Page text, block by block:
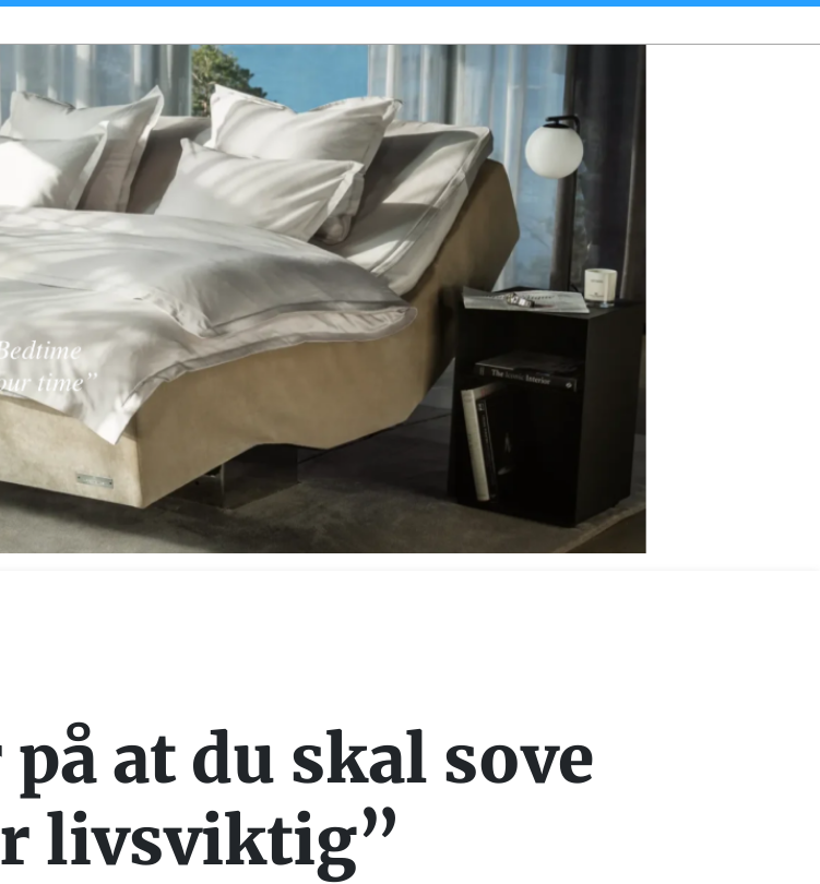
at du skal sove
livsviktig”